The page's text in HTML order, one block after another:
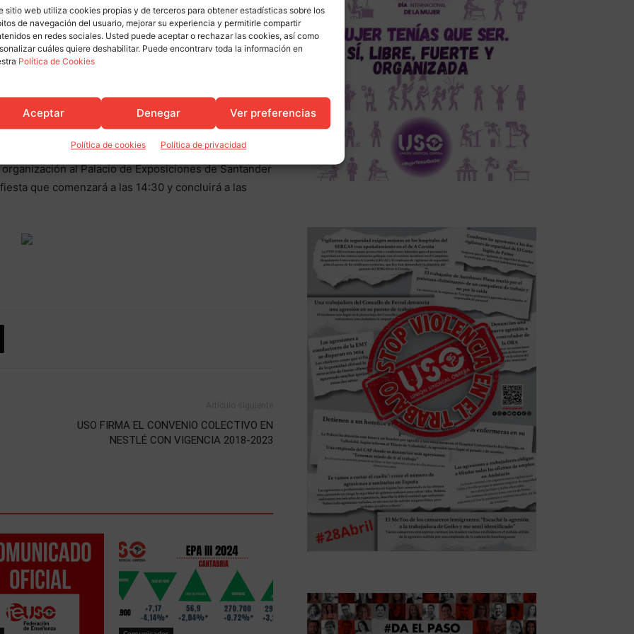
sitio web utiliza cookies propias y de terceros para obtener estadísticas sobre los
de navegación del usuario, mejorar su experiencia y permitirle compartir
en redes sociales. Usted puede aceptar o rechazar las cookies, así como
cuáles quiere deshabilitar. Puede encontrarv toda la información en
Política de Cookies
Aceptar Denegar Ver preferencias
Política de cookies Política de privacidad
XIII (junto a Correos y Centro Botín). Si deseas
del túnel de Tetuán llegarás en 20 minutos. El
fiesta está situado a escasos metros del
Alfonso XIII (junto a Correos). Atravesará Paseo
lado sur del Palacio de Festivales de Cantabria.
al Palacio de Exposiciones de Santander
que comenzará a las 14:30 y concluirá a las
USO FIRMA EL CONVENIO COLECTIVO EN
NESTLÉ CON VIGENCIA 2018-2023